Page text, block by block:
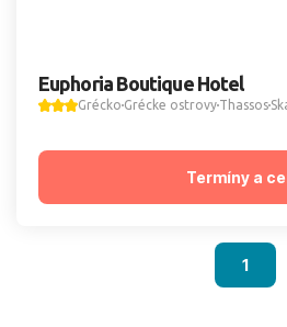
Euphoria Boutique Hotel
Grécko Grécke ostrovy Thassos
Termíny a
1